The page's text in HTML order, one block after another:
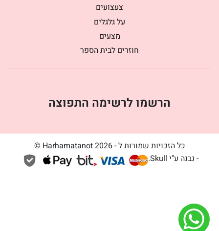
צעצועים
על גלגלים
מצעים
חוזרים לבית הספר
הרשמו לרשימה התפוצה
כל הזכויות שמורות ל - Harhamatanot 2026 ©
- נבנה ע"י Skull
.